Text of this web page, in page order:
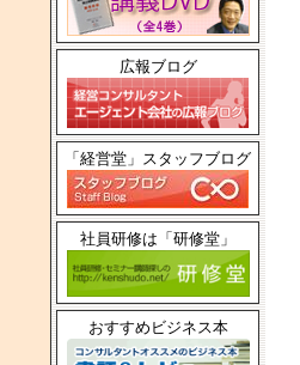
広報ブログ
「経営堂」スタッフブログ
社員研修は「研修堂」
おすすめビジネス本